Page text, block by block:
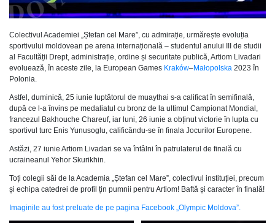
Colectivul Academiei „Ștefan cel Mare”, cu admirație, urmărește evoluția
sportivului moldovean pe arena internațională – studentul anului III de studii
al Facultății Drept, administrație, ordine și securitate publică, Artiom Livadari
evoluează, în aceste zile, la European Games Kraków–Małopolska 2023 în
Polonia.
Astfel, duminică, 25 iunie luptătorul de muaythai s-a calificat în semifinală,
după ce l-a învins pe medaliatul cu bronz de la ultimul Campionat Mondial,
francezul Bakhouche Chareuf, iar luni, 26 iunie a obținut victorie în lupta cu
sportivul turc Enis Yunusoglu, calificându-se în finala Jocurilor Europene.
Astăzi, 27 iunie Artiom Livadari se va întâlni în patrulaterul de finală cu
ucraineanul Yehor Skurikhin.
Toți colegii săi de la Academia „Ștefan cel Mare”, colectivul instituției, precum
și echipa catedrei de profil țin pumnii pentru Artiom! Baftă și caracter în finală!
Imaginile au fost preluate de pe pagina Facebook „Olympic Moldova”.